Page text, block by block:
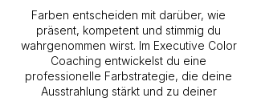
Farben entscheiden mit darüber, wie
präsent, kompetent und stimmig du
wahrgenommen wirst. Im Executive Color
Coaching entwickelst du eine
professionelle Farbstrategie, die deine
Ausstrahlung stärkt und zu deiner